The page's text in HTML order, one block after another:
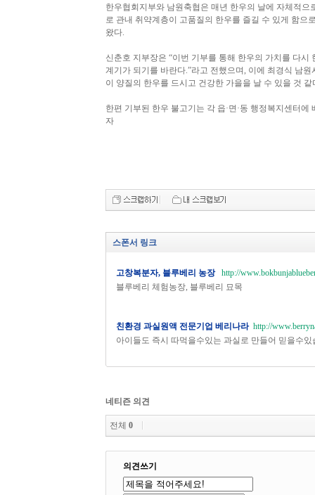
한우협회지부와 남원축협은 매년 한우의 날에 자체적
로 관내 취약계층이 고품질의 한우를 즐길 수 있게 함으
왔다.
신춘호 지부장은 “이번 기부를 통해 한우의 가치를 다
계기가 되기를 바란다.”라고 전했으며, 이에 최경식 남
이 양질의 한우를 드시고 건강한 가을을 날 수 있을 것 같
한편 기부된 한우 불고기는 각 읍·면·동 행정복지센터
자
스폰서 링크
고창복분자, 블루베리 농장 http://
블루베리 체험농장, 블루베리 묘목
친환경 과실원액 전문기업 베리나라 http://
아이들도 즉시 따먹을수있는 과실로 만들어 믿을수있
네티즌 의견
전체 0
의견쓰기